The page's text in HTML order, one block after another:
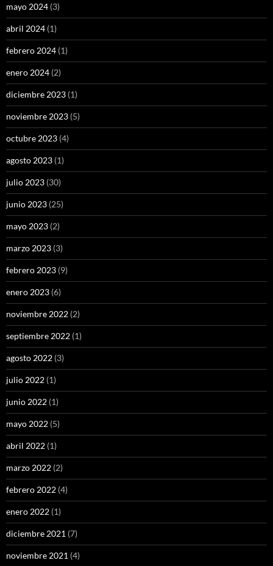
mayo 2024 (3)
abril 2024 (1)
febrero 2024 (1)
enero 2024 (2)
diciembre 2023 (1)
noviembre 2023 (5)
octubre 2023 (4)
agosto 2023 (1)
julio 2023 (30)
junio 2023 (25)
mayo 2023 (2)
marzo 2023 (3)
febrero 2023 (9)
enero 2023 (6)
noviembre 2022 (2)
septiembre 2022 (1)
agosto 2022 (3)
julio 2022 (1)
junio 2022 (1)
mayo 2022 (5)
abril 2022 (1)
marzo 2022 (2)
febrero 2022 (4)
enero 2022 (1)
diciembre 2021 (7)
noviembre 2021 (4)